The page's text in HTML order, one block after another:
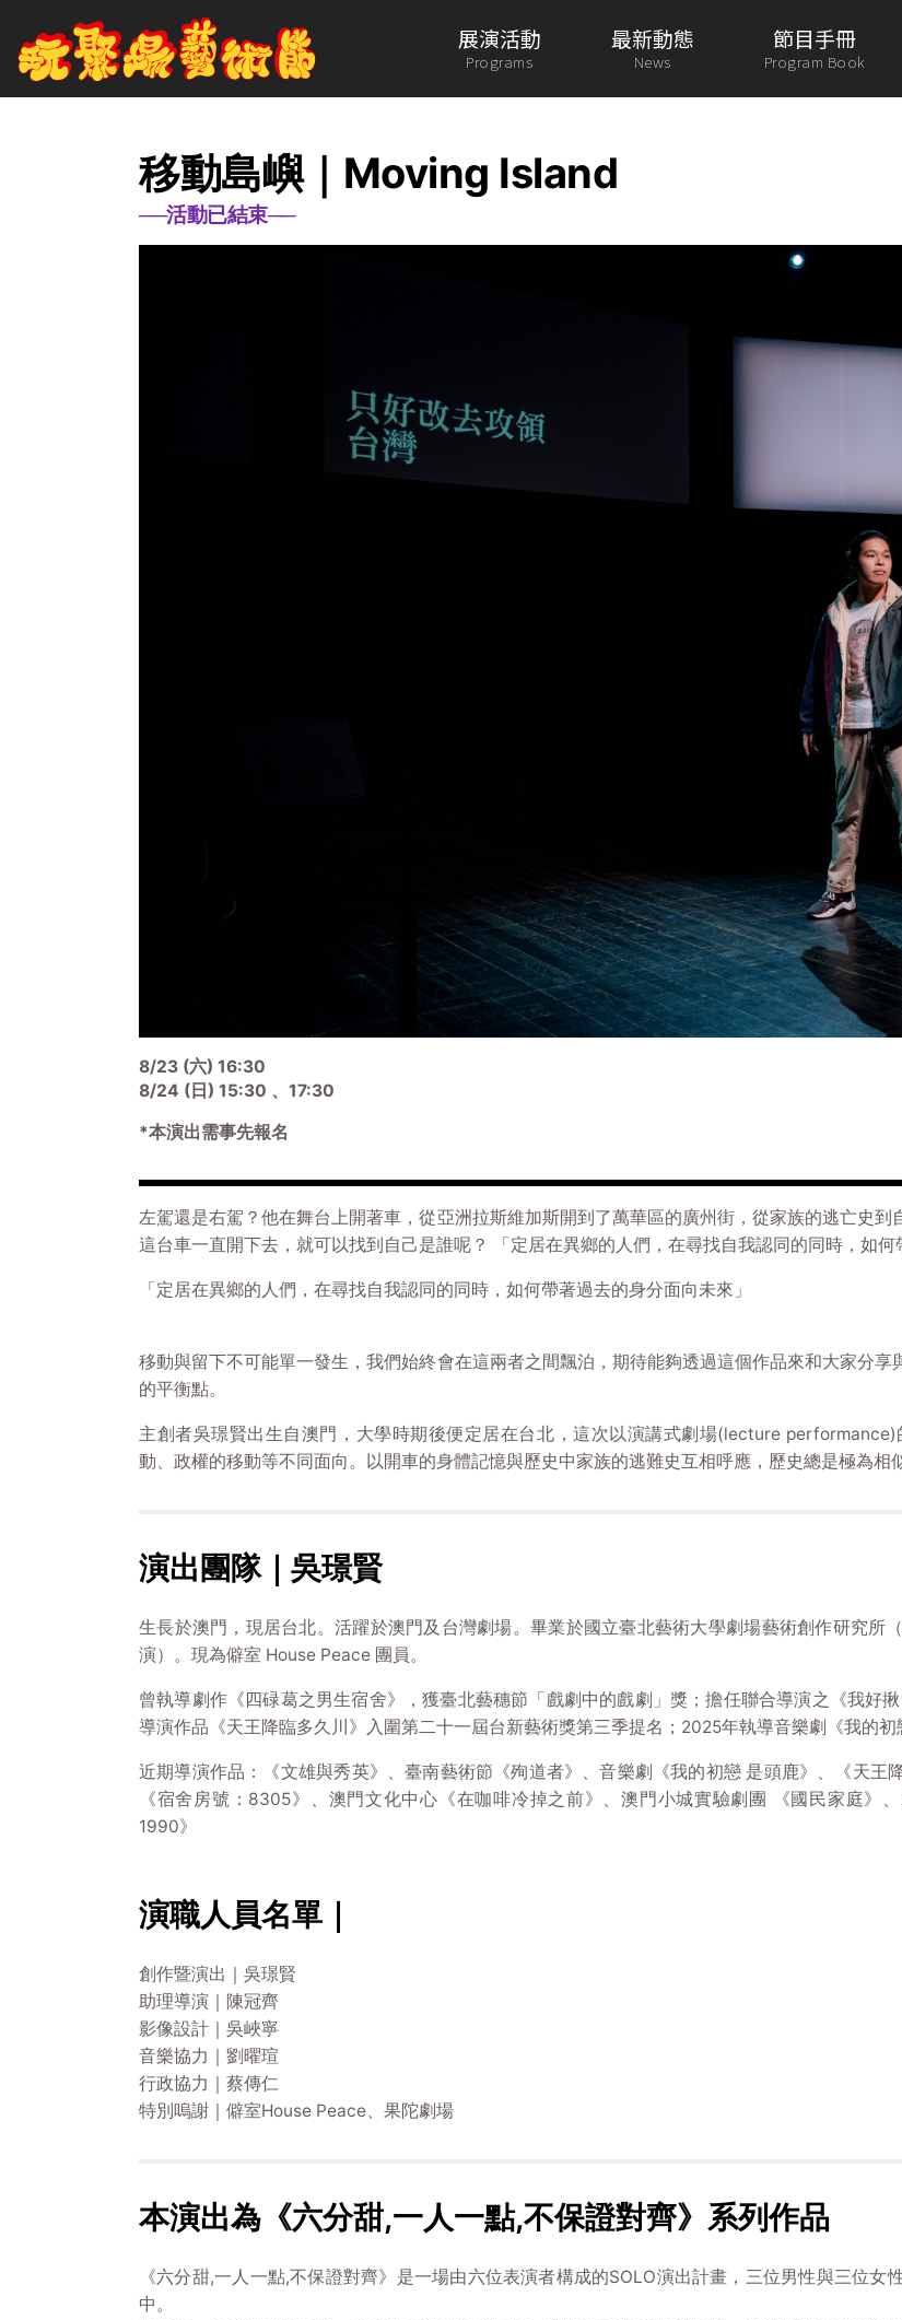
展演活動
Programs
最新動態
News
節目手冊
Program Book
移動島嶼｜Moving Island
──活動已結束──
8/23 (六) 16:30
8/24 (日) 15:30 、17:30
*本演出需事先報名
左駕還是右駕？他在舞台上開著車，從亞洲拉斯維加斯開到了萬華區的廣州街，從家族的逃亡史
這台車一直開下去，就可以找到自己是誰呢？ 「定居在異鄉的人們，在尋找自我認同的同時，如何
「定居在異鄉的人們，在尋找自我認同的同時，如何帶著過去的身分面向未來」
移動與留下不可能單一發生，我們始終會在這兩者之間飄泊，期待能夠透過這個作品來和大家分
的平衡點。
主創者吳璟賢出生自澳門，大學時期後便定居在台北，這次以演講式劇場(lecture
動、政權的移動等不同面向。以開車的身體記憶與歷史中家族的逃難史互相呼應，歷史總是極為相似
演出團隊｜吳璟賢
生長於澳門，現居台北。活躍於澳門及台灣劇場。畢業於國立臺北藝術大學劇場藝術創作研究所
演）。現為僻室 House Peace 團員。
曾執導劇作《四碌葛之男生宿舍》，獲臺北藝穗節「戲劇中的戲劇」獎；擔任聯合導演之《我好
導演作品《天王降臨多久川》入圍第二十一屆台新藝術獎第三季提名；2025年執導音樂劇《我的初
近期導演作品：《文雄與秀英》、臺南藝術節《殉道者》、音樂劇《我的初戀 是頭鹿》、《天王
《宿舍房號：8305》、澳門文化中心《在咖啡冷掉之前》、澳門小城實驗劇團 《國民家庭》
1990》
演職人員名單｜
創作暨演出｜吳璟賢
助理導演｜陳冠齊
影像設計｜吳峽寧
音樂協力｜劉曜瑄
行政協力｜蔡傳仁
特別嗚謝｜僻室House Peace、果陀劇場
本演出為《六分甜,一人一點,不保證對齊》系列作品
《六分甜,一人一點,不保證對齊》是一場由六位表演者構成的SOLO演出計畫，三位男性與三位
中。